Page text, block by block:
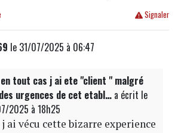
Signaler
le 31/07/2025 à 06:47
en tout cas j ai ete "client " malgré
urgences de cet etabl…a écrit le
2025 à 18h25
j ai vécu cette bizarre experience